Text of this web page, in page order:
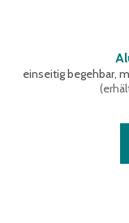
einseitig begehbar,
(